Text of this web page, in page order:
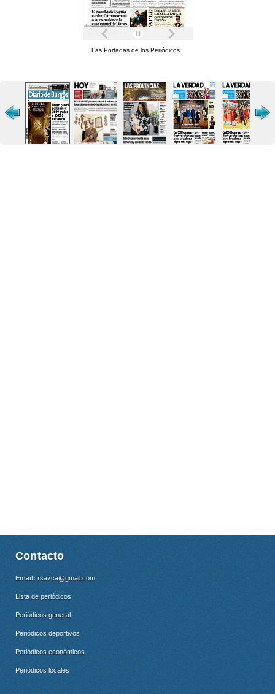
Las Portadas de los Periódicos
Contacto
Email: rsa7ca@gmail.com
Lista de periódicos
Periódicos general
Periódicos deportivos
Periódicos económicos
Periódicos locales